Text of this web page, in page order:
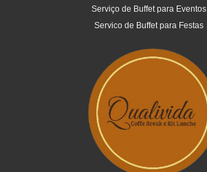
Serviço de Buffet para Eventos
Servico de Buffet para Festas